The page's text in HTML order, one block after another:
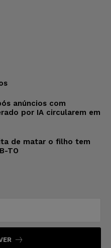
anúncios com
por IA circularem em
de matar o filho tem
TO